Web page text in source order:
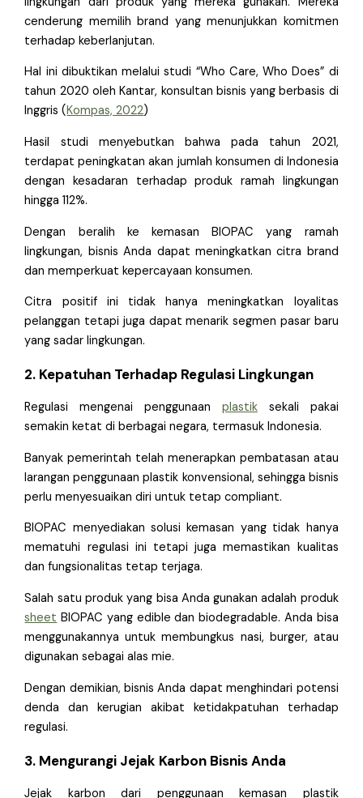
cenderung memilih brand yang menunjukkan komitmen
terhadap keberlanjutan.
Hal ini dibuktikan melalui studi “Who Care, Who Does” di
tahun 2020 oleh Kantar, konsultan bisnis yang berbasis di
Inggris (Kompas, 2022)
Hasil studi menyebutkan bahwa pada tahun 2021,
terdapat peningkatan akan jumlah konsumen di Indonesia
dengan kesadaran terhadap produk ramah lingkungan
hingga 112%.
Dengan beralih ke kemasan BIOPAC yang ramah
lingkungan, bisnis Anda dapat meningkatkan citra brand
dan memperkuat kepercayaan konsumen.
Citra positif ini tidak hanya meningkatkan loyalitas
pelanggan tetapi juga dapat menarik segmen pasar baru
yang sadar lingkungan.
2. Kepatuhan Terhadap Regulasi Lingkungan
Regulasi mengenai penggunaan plastiksekali pakai
semakin ketat di berbagai negara, termasuk Indonesia.
Banyak pemerintah telah menerapkan pembatasan atau
larangan penggunaan plastik konvensional, sehingga bisnis
perlu menyesuaikan diri untuk tetap compliant.
BIOPAC menyediakan solusi kemasan yang tidak hanya
mematuhi regulasi ini tetapi juga memastikan kualitas
dan fungsionalitas tetap terjaga.
Salah satu produk yang bisa Anda gunakan adalah produk
sheet BIOPAC yang edible dan biodegradable. Anda bisa
menggunakannya untuk membungkus nasi, burger, atau
digunakan sebagai alas mie.
Dengan demikian, bisnis Anda dapat menghindari potensi
denda dan kerugian akibat ketidakpatuhan terhadap
regulasi.
3. Mengurangi Jejak Karbon Bisnis Anda
Jejak karbon dari penggunaan kemasan plastik